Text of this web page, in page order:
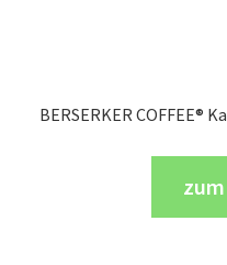
BERSERKER COFFEE®